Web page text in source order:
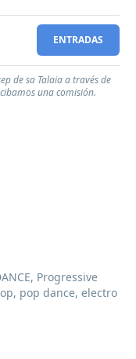
ENTRADAS
de sa Talaia a través de
una comisión.
Progressive
pop dance, electro